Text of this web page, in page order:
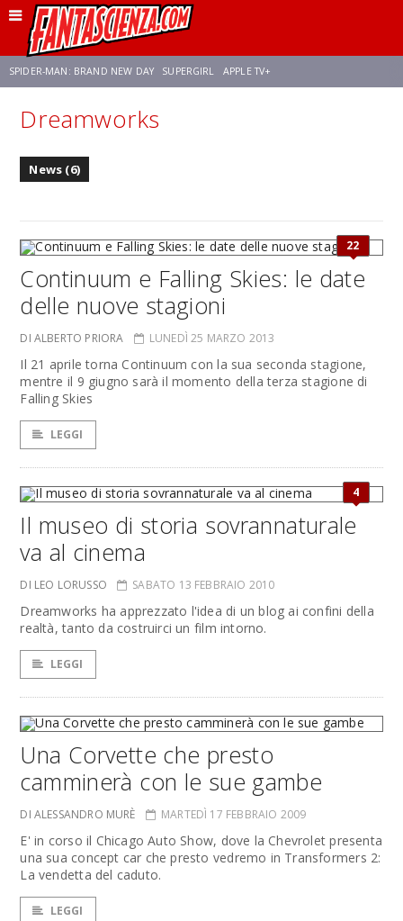
SPIDER-MAN: BRAND NEW DAY SUPERGIRL APPLE TV+
FRANCO RICCIARDIELLO ZENDAYA
Dreamworks
News (6)
22
Continuum e Falling Skies: le date
delle nuove stagioni
DI ALBERTO PRIORA LUNEDÌ 25 MARZO 2013
Il 21 aprile torna Continuum con la sua seconda stagione,
mentre il 9 giugno sarà il momento della terza stagione di
Falling Skies
LEGGI
4
Il museo di storia sovrannaturale
va al cinema
DI LEO LORUSSO SABATO 13 FEBBRAIO 2010
Dreamworks ha apprezzato l'idea di un blog ai confini della
realtà, tanto da costruirci un film intorno.
LEGGI
Una Corvette che presto
camminerà con le sue gambe
DI ALESSANDRO MURÈ MARTEDÌ 17 FEBBRAIO 2009
E' in corso il Chicago Auto Show, dove la Chevrolet presenta
una sua concept car che presto vedremo in Transformers 2:
La vendetta del caduto.
LEGGI